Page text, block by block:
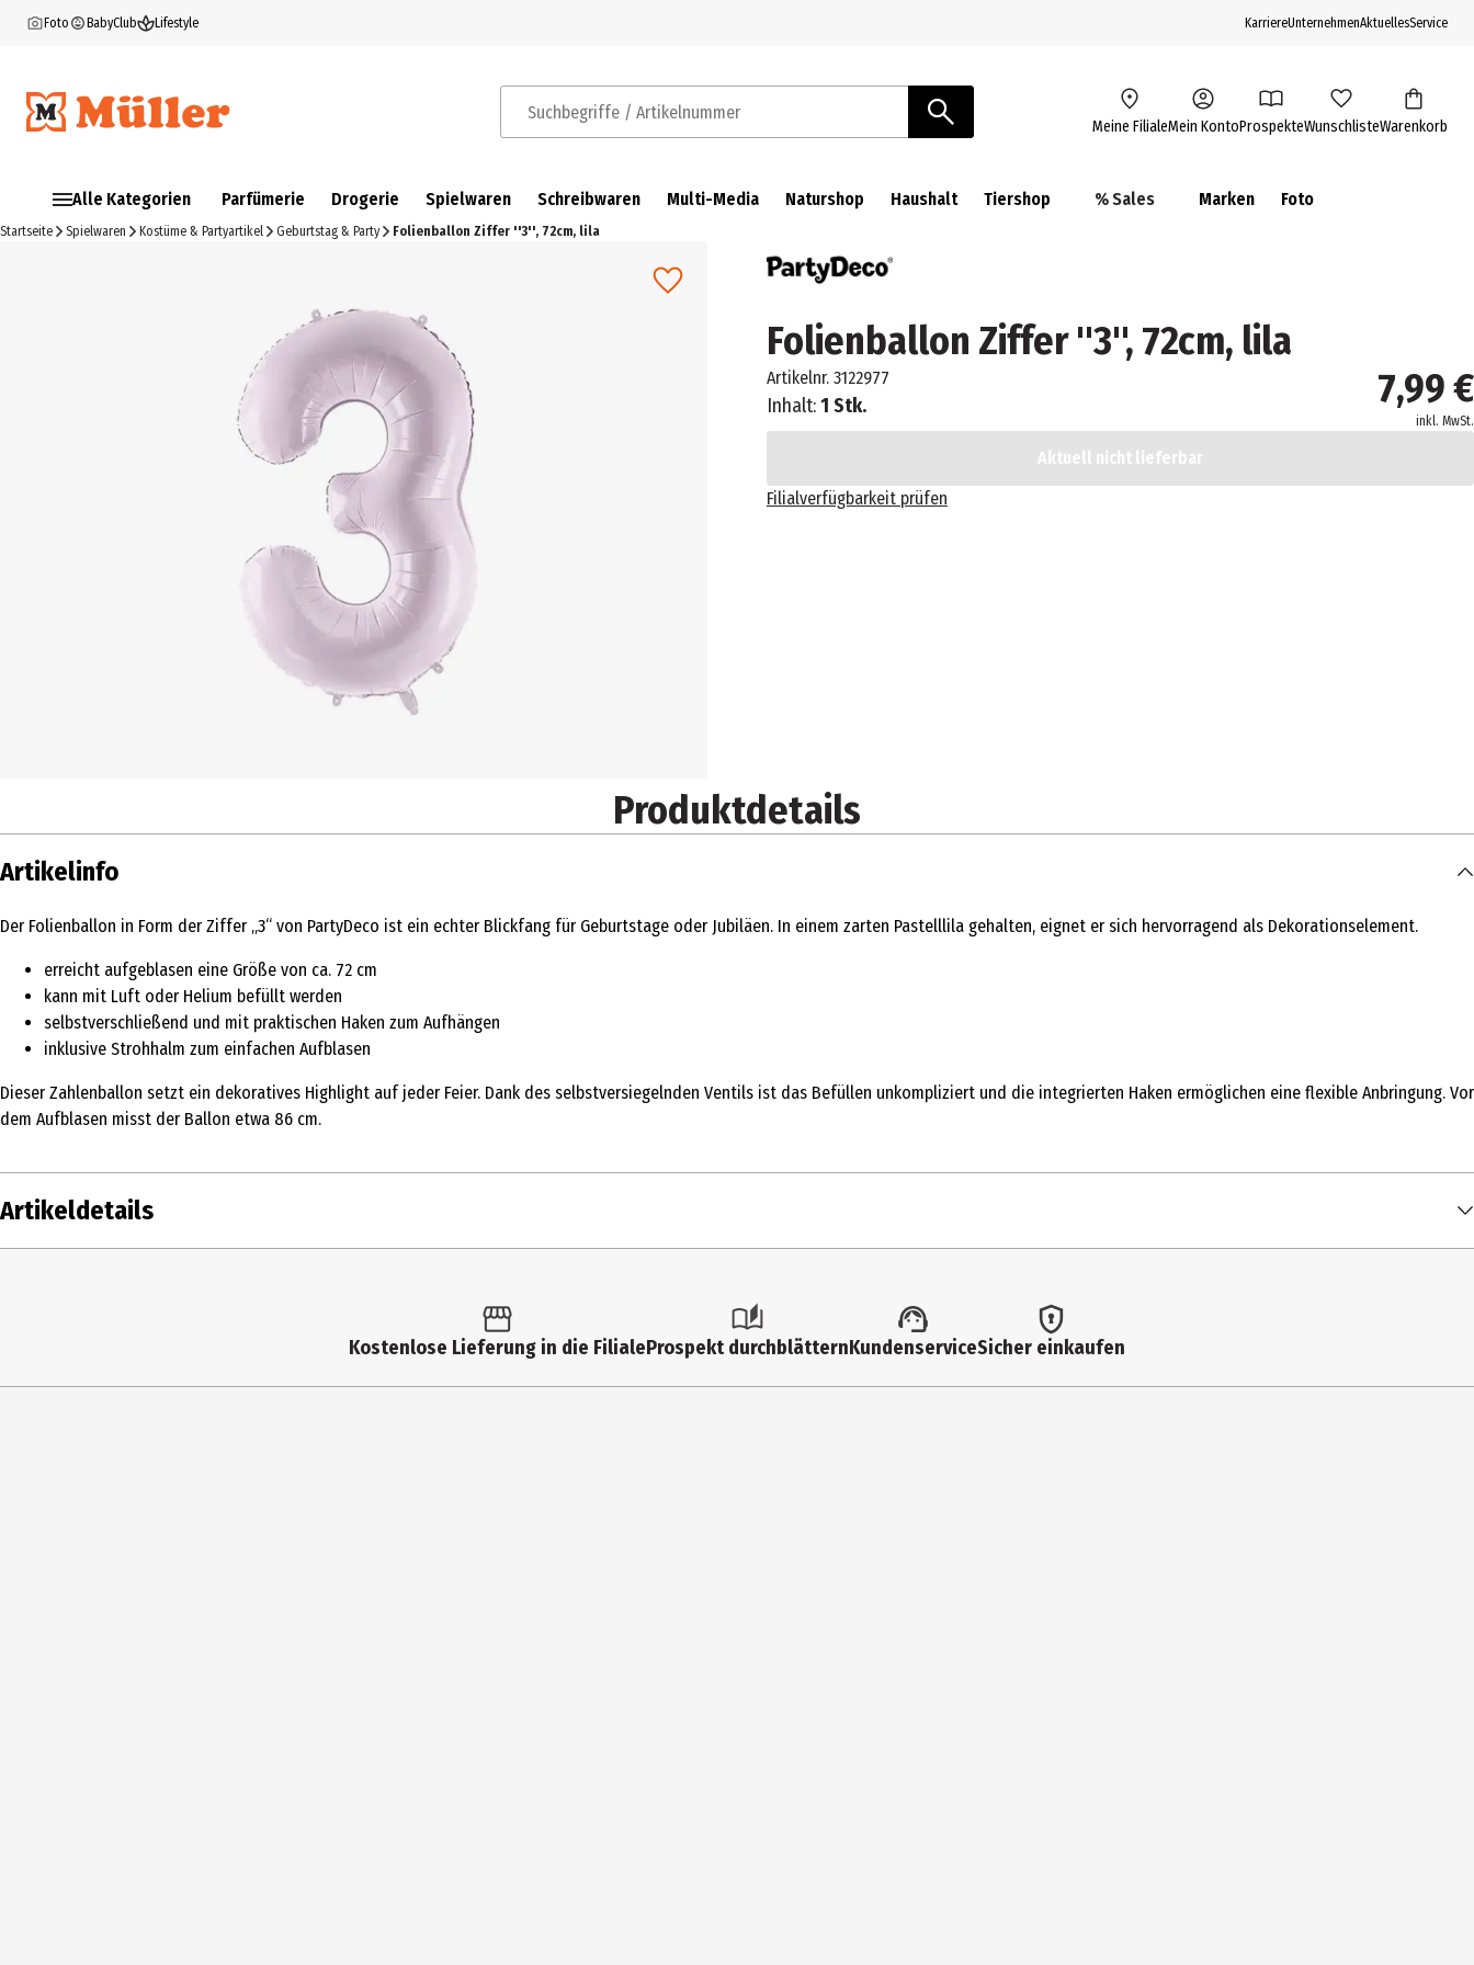
Foto BabyClub Lifestyle KarriereUnternehmenAktuellesService
Suchbegriffe / Artikelnummer Meine FilialeMein KontoProspekteWunschlisteWarenkorb
Alle Kategorien Parfümerie Drogerie Spielwaren Schreibwaren Multi-Media Naturshop Haushalt Tiershop % Sales Marken Foto
Startseite Spielwaren Kostüme & Partyartikel Geburtstag & Party Folienballon Ziffer ''3'', 72cm, lila
Folienballon Ziffer ''3'', 72cm, lila
Artikelnr. 3122977
Inhalt:1 Stk. 7,99 €
inkl. MwSt.
Aktuell nicht lieferbar
Filialverfügbarkeit prüfen
Produktdetails
Artikelinfo
Der Folienballon in Form der Ziffer „3“ von PartyDeco ist ein echter Blickfang für Geburtstage oder Jubiläen. In einem zarten Pastelllila gehalten, eignet er sich hervorragend als Dekorationselement.
erreicht aufgeblasen eine Größe von ca. 72 cm
kann mit Luft oder Helium befüllt werden
selbstverschließend und mit praktischen Haken zum Aufhängen
inklusive Strohhalm zum einfachen Aufblasen
Dieser Zahlenballon setzt ein dekoratives Highlight auf jeder Feier. Dank des selbstversiegelnden Ventils ist das Befüllen unkompliziert und die integrierten Haken ermöglichen eine flexible Anbringung. Vor
dem Aufblasen misst der Ballon etwa 86 cm.
Artikeldetails
Sonstige Party und Dekoartikel
Kostenlose Lieferung in die FilialeProspekt durchblätternKundenserviceSicher einkaufen